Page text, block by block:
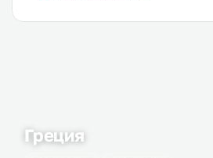
Греция